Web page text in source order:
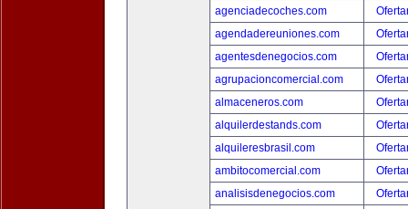
agenciadecoches.com
agendadereuniones.com
agentesdenegocios.com
agrupacioncomercial.com
almaceneros.com
alquilerdestands.com
alquileresbrasil.com
ambitocomercial.com
analisisdenegocios.com